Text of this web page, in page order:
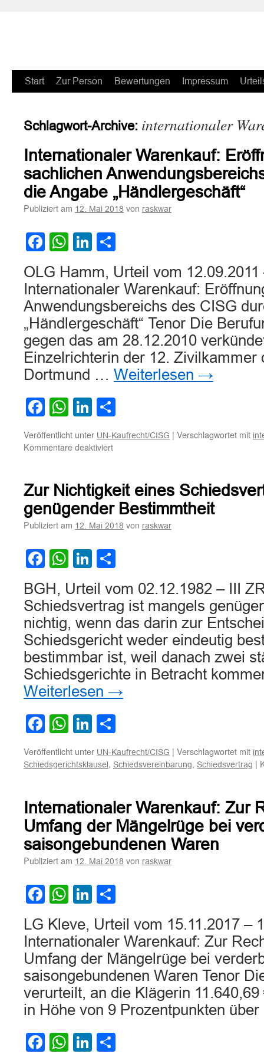
Zum
springen
Start Zur Person Bewertungen Impressum
Schlagwort-Archive: internationaler
Internationaler Warenkauf:
sachlichen
die Angabe „Händlergeschäft“
Publiziert am 12. Mai 2018 von raskwar
Facebook
WhatsApp
LinkedIn
OLG Hamm, Urteil vom 12.09.2011
Internationaler Warenkauf:
Anwendungsbereichs des CISG
„Händlergeschäft“ Tenor Die
gegen das am 28.12.2010
Einzelrichterin der 12. Zivilkammer
Dortmund … Weiterlesen →
Facebook
WhatsApp
LinkedIn
Veröffentlicht unter UN-Kaufrecht/CISG | Verschlagwortet mit
Kommentare deaktiviertfür
Eröffnung
des
sachlichen
Anwendungsbereichs
des
durch
die
„Händlergeschäft“
Zur Nichtigkeit eines
genügender Bestimmtheit
Publiziert am 12. Mai 2018 von raskwar
Facebook
WhatsApp
LinkedIn
BGH, Urteil vom 02.12.1982 – III
Schiedsvertrag ist mangels
nichtig, wenn das darin zur
Schiedsgericht weder eindeutig
bestimmbar ist, weil danach zwei
Schiedsgerichte in Betracht
Weiterlesen →
Facebook
WhatsApp
LinkedIn
Veröffentlicht unter UN-Kaufrecht/CISG | Verschlagwortet mit
Schiedsgerichtsklausel, Schiedsvereinbarung, Schiedsvertrag |
Internationaler Warenkauf: Zur
Umfang der Mängelrüge bei
saisongebundenen Waren
Publiziert am 12. Mai 2018 von raskwar
Facebook
WhatsApp
LinkedIn
LG Kleve, Urteil vom 15.11.2017 –
Internationaler Warenkauf: Zur
Umfang der Mängelrüge bei
saisongebundenen Waren Tenor
verurteilt, an die Klägerin
in Höhe von 9 Prozentpunkten
Facebook
WhatsApp
LinkedIn